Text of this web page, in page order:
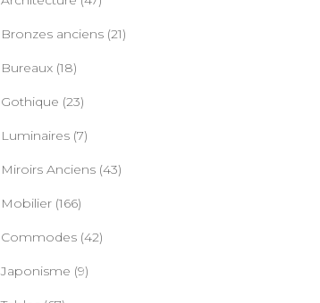
Bronzes anciens (21)
Bureaux (18)
Gothique (23)
Luminaires (7)
Miroirs Anciens (43)
Mobilier (166)
Commodes (42)
Japonisme (9)